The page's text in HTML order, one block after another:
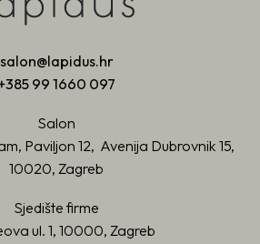
salon@lapidus.hr
99 1660 097
Salon
Paviljon 12, Avenija Dubrovnik 15,
10020, Zagreb
Sjedište firme
ul. 1, 10000, Zagreb